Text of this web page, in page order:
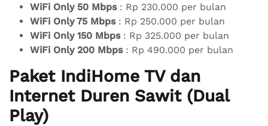
WiFi Only 50 Mbps: Rp 230.000 per bulan
WiFi Only 75 Mbps: Rp 250.000 per bulan
WiFi Only 150 Mbps: Rp 325.000 per bulan
WiFi Only 200 Mbps: Rp 490.000 per bulan
Paket IndiHome TV dan
Internet Duren Sawit (Dual
Play)